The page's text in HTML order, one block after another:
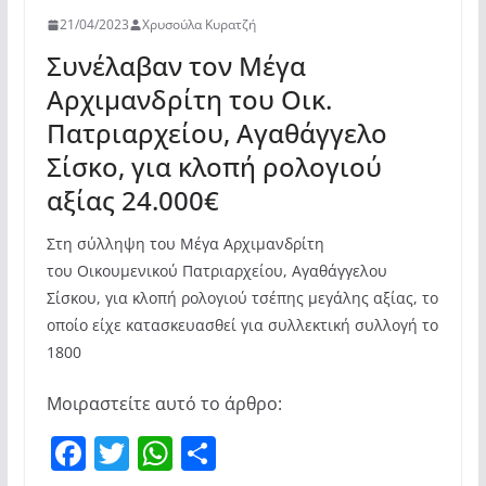
21/04/2023 Χρυσούλα Κυρατζή
Συνέλαβαν τον Μέγα
Αρχιμανδρίτη του Οικ.
Πατριαρχείου, Αγαθάγγελο
Σίσκο, για κλοπή ρολογιού
αξίας 24.000€
Στη σύλληψη του Μέγα Αρχιμανδρίτη
του Οικουμενικού Πατριαρχείου, Αγαθάγγελου
Σίσκου, για κλοπή ρολογιού τσέπης μεγάλης αξίας, το
οποίο είχε κατασκευασθεί για συλλεκτική συλλογή το
1800
Μοιραστείτε αυτό το άρθρο:
F T W Μ